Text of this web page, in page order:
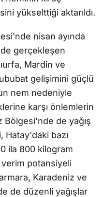
yükselttiği aktarıldı.
nisan ayında
gerçekleşen
Mardin ve
gelişimini güçlü
nem nedeniyle
karşı önlemlerin
de yağış
bazı
ila 800 kilogram
potansiyeli
Karadeniz ve
de düzenli yağışlar